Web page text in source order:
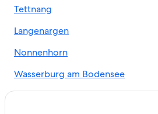
Hotels in Langenargen
Hotels met zwembad in Ravensburg
Appartementen in Wangen im Allgäu
Tettnang
Langenargen
Nonnenhorn
Wasserburg am Bodensee
Gohren